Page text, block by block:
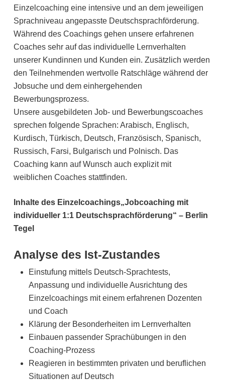
Einzelcoaching eine intensive und an dem jeweiligen
Sprachniveau angepasste Deutschsprachförderung.
Während des Coachings gehen unsere erfahrenen
Coaches sehr auf das individuelle Lernverhalten
unserer Kundinnen und Kunden ein. Zusätzlich werden
den Teilnehmenden wertvolle Ratschläge während der
Jobsuche und dem einhergehenden
Bewerbungsprozess.
Unsere ausgebildeten Job- und Bewerbungscoaches
sprechen folgende Sprachen: Arabisch, Englisch,
Kurdisch, Türkisch, Deutsch, Französisch, Spanisch,
Russisch, Farsi, Bulgarisch und Polnisch. Das
Coaching kann auf Wunsch auch explizit mit
weiblichen Coaches stattfinden.
Inhalte des Einzelcoachings„Jobcoaching mit
individueller 1:1 Deutschsprachförderung“ – Berlin
Tegel
Analyse des Ist-Zustandes
Einstufung mittels Deutsch-Sprachtests,
Anpassung und individuelle Ausrichtung des
Einzelcoachings mit einem erfahrenen Dozenten
und Coach
Klärung der Besonderheiten im Lernverhalten
Einbauen passender Sprachübungen in den
Coaching-Prozess
Reagieren in bestimmten privaten und beruflichen
Situationen auf Deutsch